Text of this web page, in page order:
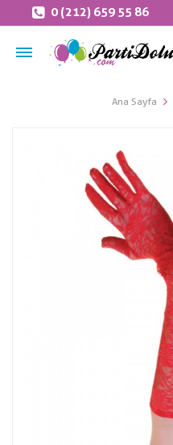
0 (212) 659 55 86
Ana Sayfa